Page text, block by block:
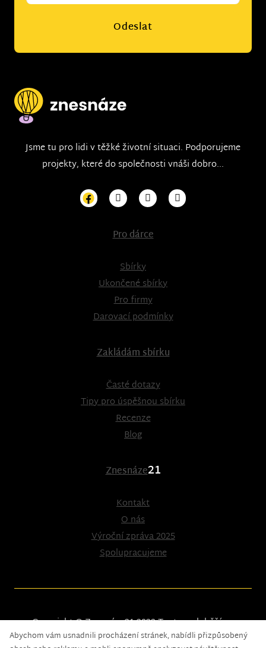
Odeslat
Jsme tu pro lidi v těžké životní situaci. Podporujeme
projekty, které do společnosti vnáši dobro...
Pro dárce
Sbírky
Ukončené sbírky
Pro firmy
Darovací podmínky
Zakládám sbírku
Časté dotazy
Tipy pro úspěšnou sbírku
Recenze
Blog
Znesnáze21
Kontakt
O nás
Výroční zpráva 2025
Spolupracujeme
Copyright © Znesnáze21 2023Tento web běží na
solidpixels.
Abychom vám usnadnili procházení stránek, nabídli přizpůsobený